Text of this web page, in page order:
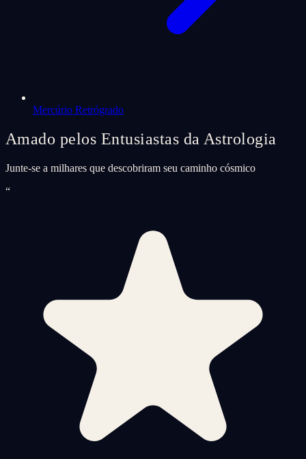
Mercúrio Retrógrado
Amado pelos Entusiastas da Astrologia
Junte-se a milhares que descobriram seu caminho cósmico
“